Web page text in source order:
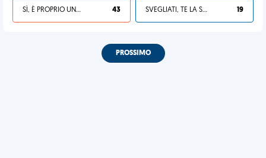
SÌ, È PROPRIO UNA VDM! 43 SVEGLIATI, TE LA SEI CERCATA! 19
PROSSIMO